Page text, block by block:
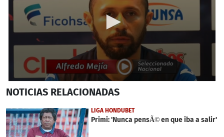
seconds
2
minutes,
18
seconds
NOTICIAS RELACIONADAS
LIGA HONDUBET
Primi: 'Nunca pensÃ© en que iba a salir'